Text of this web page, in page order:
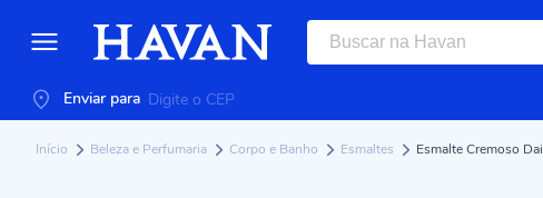
Enviar para
Início Beleza e Perfumaria Corpo e Banho Esmaltes Esmalte Cremoso